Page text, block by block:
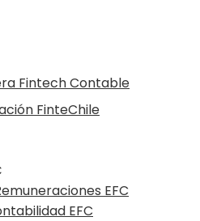
Fintech Contable
FinteChile
EFC
EFC